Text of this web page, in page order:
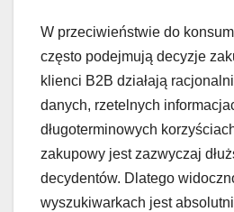
W przeciwieństwie do
często podejmują decyzje
klienci B2B działają
danych, rzetelnych
długoterminowych
zakupowy jest zazwyczaj
decydentów. Dlatego
wyszukiwarkach jest